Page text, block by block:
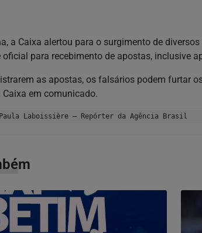
a Caixa alertou para o surgimento de
oficial para recebimento de apostas, inclusive
as apostas, os falsários podem furtar
Caixa em comunicado.
Laboissière – Repórter da Agência Brasil